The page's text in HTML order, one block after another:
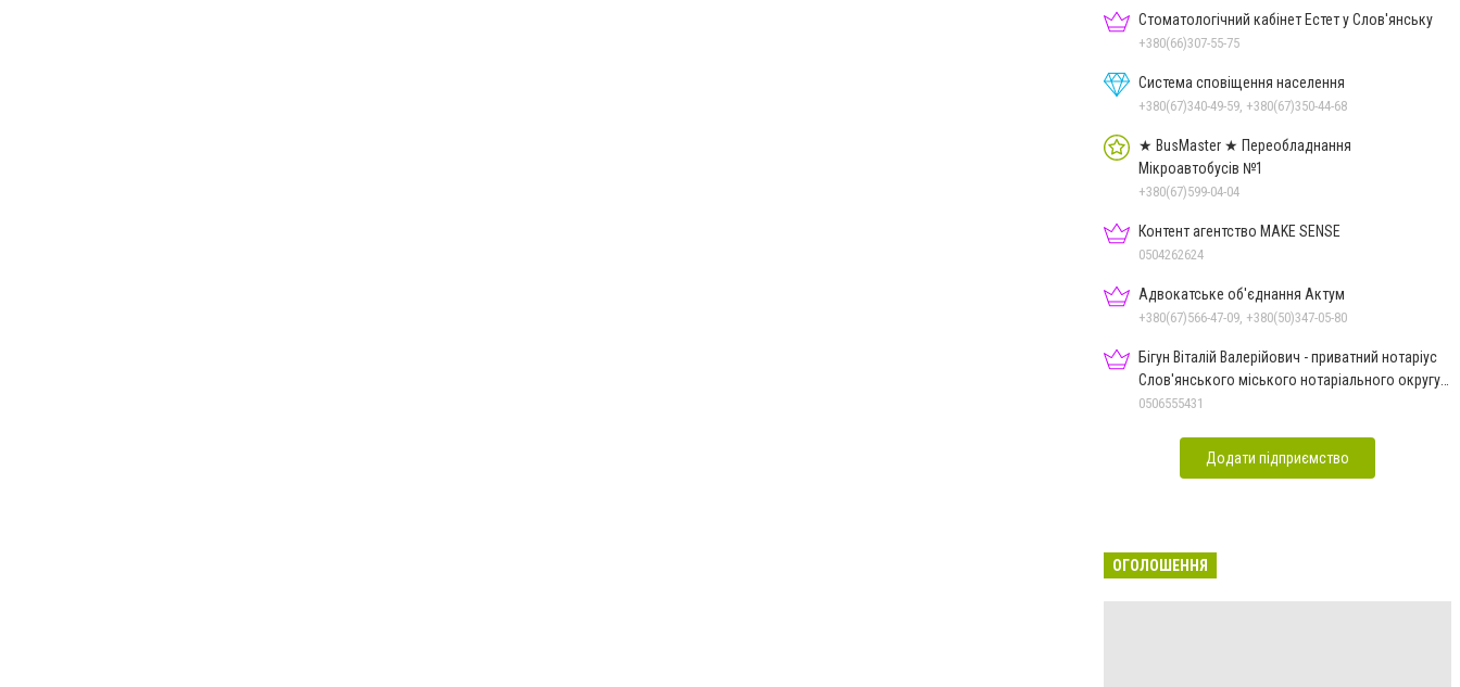
Стоматологічний кабінет Естет у Слов'янську
+380(66)307-55-75
Система сповіщення населення
+380(67)340-49-59, +380(67)350-44-68
★ BusMaster ★ Переобладнання
Мікроавтобусів №1
+380(67)599-04-04
Контент агентство MAKE SENSE
0504262624
Адвокатське об'єднання Актум
+380(67)566-47-09, +380(50)347-05-80
Бігун Віталій Валерійович - приватний нотаріус
Слов'янського міського нотаріального округу
Дон.обл.
0506555431
Додати підприємство
ОГОЛОШЕННЯ